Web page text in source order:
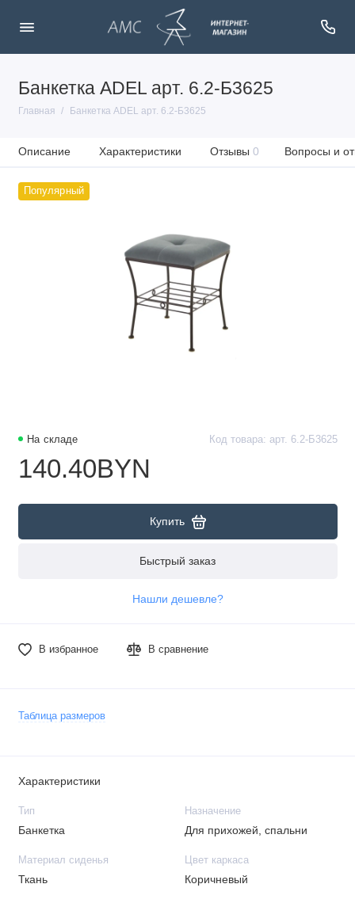
Банкетка ADEL арт. 6.2-Б3625
Главная Банкетка ADEL арт. 6.2-Б3625
Описание Характеристики Отзывы 0 Вопросы и
Популярный
На складе Код товара: арт. 6.2-Б3625
140.40BYN
Купить
Быстрый заказ
Нашли дешевле?
В избранное В сравнение
Таблица размеров
Характеристики
Тип
Банкетка
Назначение
Для прихожей, спальни
Материал сиденья
Ткань
Цвет каркаса
Коричневый